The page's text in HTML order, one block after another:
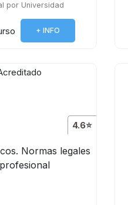
por Universidad
+ INFO
4.6⭐
Normas legales